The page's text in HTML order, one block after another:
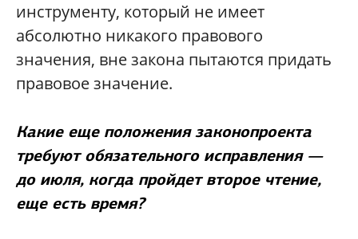
инструменту, который не имеет
абсолютно никакого правового
значения, вне закона пытаются придать
правовое значение.
Какие еще положения законопроекта
требуют обязательного исправления —
до июля, когда пройдет второе чтение,
еще есть время?